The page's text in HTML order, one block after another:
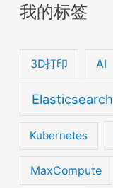
我的标签
3D打印 AI
Elasticsearch
Kubernetes
MaxCompute